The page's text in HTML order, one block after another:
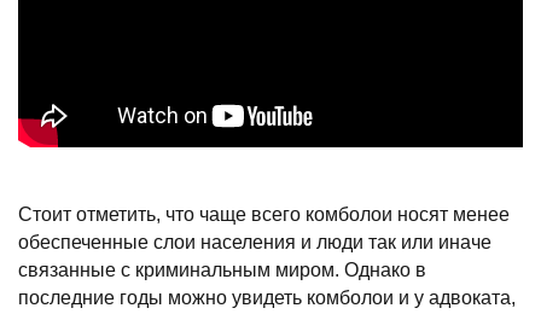
Стоит отметить, что чаще всего комболои носят менее
обеспеченные слои населения и люди так или иначе
связанные с криминальным миром. Однако в
последние годы можно увидеть комболои и у адвоката,